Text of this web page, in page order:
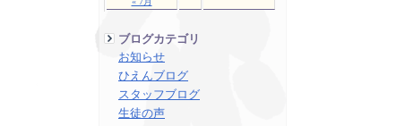
ブログカテゴリ
お知らせ
ひえんブログ
スタッフブログ
生徒の声